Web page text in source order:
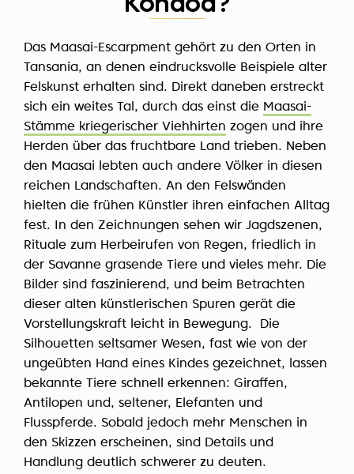
Kondoa?
Das Maasai-Escarpment gehört zu den Orten in
Tansania, an denen eindrucksvolle Beispiele alter
Felskunst erhalten sind. Direkt daneben erstreckt
sich ein weites Tal, durch das einst die Maasai-
Stämme kriegerischer Viehhirten zogen und ihre
Herden über das fruchtbare Land trieben. Neben
den Maasai lebten auch andere Völker in diesen
reichen Landschaften. An den Felswänden
hielten die frühen Künstler ihren einfachen Alltag
fest. In den Zeichnungen sehen wir Jagdszenen,
Rituale zum Herbeirufen von Regen, friedlich in
der Savanne grasende Tiere und vieles mehr. Die
Bilder sind faszinierend, und beim Betrachten
dieser alten künstlerischen Spuren gerät die
Vorstellungskraft leicht in Bewegung. Die
Silhouetten seltsamer Wesen, fast wie von der
ungeübten Hand eines Kindes gezeichnet, lassen
bekannte Tiere schnell erkennen: Giraffen,
Antilopen und, seltener, Elefanten und
Flusspferde. Sobald jedoch mehr Menschen in
den Skizzen erscheinen, sind Details und
Handlung deutlich schwerer zu deuten.